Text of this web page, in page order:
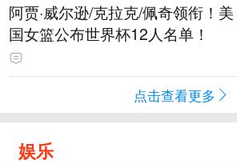
阿贾·威尔逊/克拉克/佩奇领衔！美
国女篮公布世界杯12人名单！
点击查看更多
娱乐